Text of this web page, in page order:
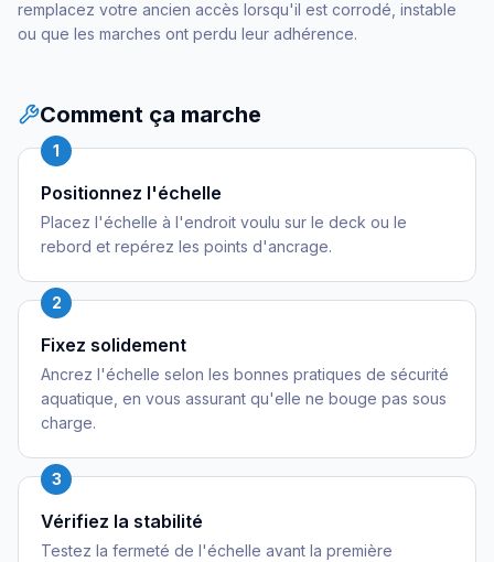
remplacez votre ancien accès lorsqu'il est corrodé, instable
ou que les marches ont perdu leur adhérence.
Comment ça marche
1
Positionnez l'échelle
Placez l'échelle à l'endroit voulu sur le deck ou le
rebord et repérez les points d'ancrage.
2
Fixez solidement
Ancrez l'échelle selon les bonnes pratiques de sécurité
aquatique, en vous assurant qu'elle ne bouge pas sous
charge.
3
Vérifiez la stabilité
Testez la fermeté de l'échelle avant la première